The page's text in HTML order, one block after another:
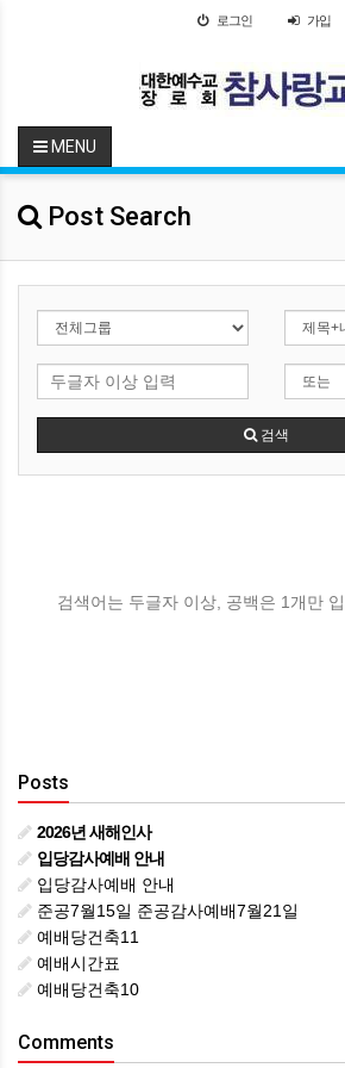
로그인 가입
MENU
Post Search
검색
검색어는 두글자 이상, 공백은 1개만
Posts
2026년 새해인사
입당감사예배 안내
입당감사예배 안내
준공7월15일 준공감사예배7월21일
예배당건축11
예배시간표
예배당건축10
Comments